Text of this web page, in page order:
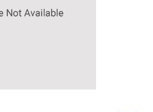
9:30 - 18:00